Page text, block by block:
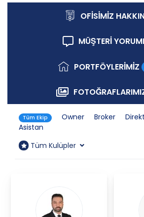
Ofisimiz
OFİSİMİZ
Müşteri
MÜŞTERİ
PORTFÖYLERİMİZ
Tüm Ekip Owner Broker
Asistan
Tüm Kulüpler